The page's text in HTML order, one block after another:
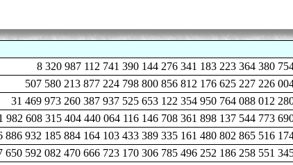
8 320 987 112 741 390 144 276 341 183 223 364 380
507 580 213 877 224 798 800 856 812 176 625 227 226
31 469 973 260 387 937 525 653 122 354 950 764 088 012
982 608 315 404 440 064 116 146 708 361 898 137 544 773
886 932 185 884 164 103 433 389 335 161 480 802 865 516
650 592 082 470 666 723 170 306 785 496 252 186 258 551